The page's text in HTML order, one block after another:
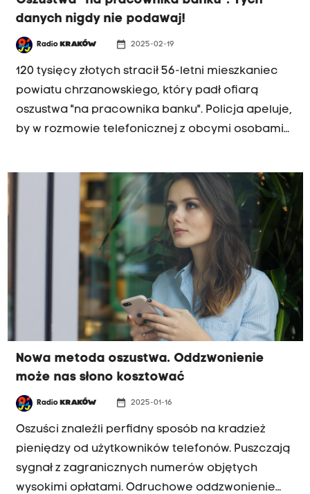
danych nigdy nie podawaj!
Radio KRAKÓW date_range 2025-02-19
120 tysięcy złotych stracił 56-letni mieszkaniec
powiatu chrzanowskiego, który padł ofiarą
oszustwa "na pracownika banku". Policja apeluje,
by w rozmowie telefonicznej z obcymi osobami
Nowa metoda oszustwa. Oddzwonienie
może nas słono kosztować
Radio KRAKÓW date_range 2025-01-16
Oszuści znaleźli perfidny sposób na kradzież
pieniędzy od użytkowników telefonów. Puszczają
sygnał z zagranicznych numerów objętych
wysokimi opłatami. Odruchowe oddzwonienie